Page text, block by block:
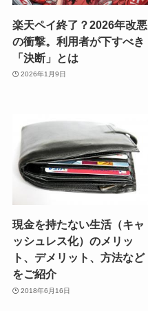
楽天ペイ終了？2026年改悪
の衝撃。利用者が下すべき
「決断」とは
2026年1月9日
現金を持たない生活（キャ
ッシュレス化）のメリッ
ト、デメリット、方法など
をご紹介
2018年6月16日